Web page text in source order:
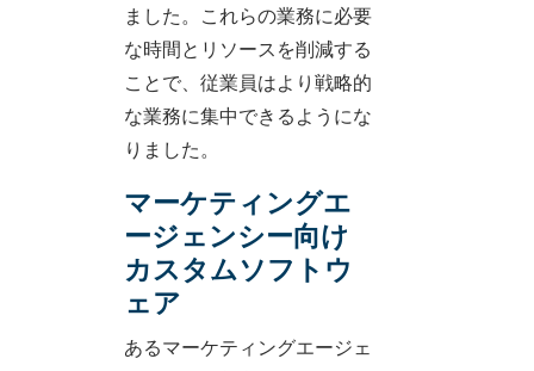
ました。これらの業務に必要
な時間とリソースを削減する
ことで、従業員はより戦略的
な業務に集中できるようにな
りました。
マーケティングエ
ージェンシー向け
カスタムソフトウ
ェア
あるマーケティングエージェ